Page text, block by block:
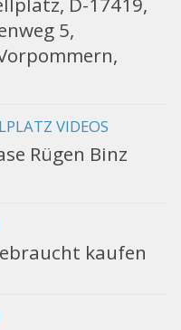
5,
VIDEOS
Rügen Binz
kaufen